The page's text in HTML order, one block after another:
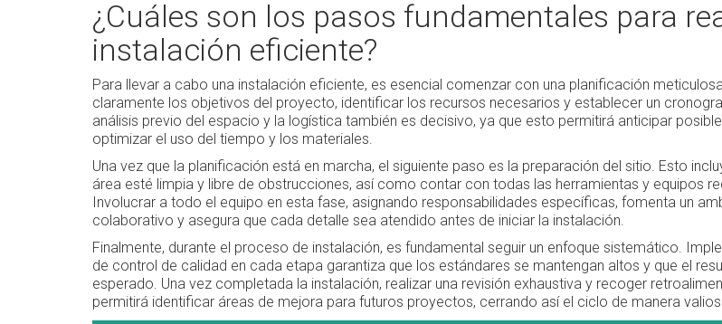
¿Cuáles son los pasos fundamentales para
instalación eficiente?
Para llevar a cabo una instalación eficiente, es esencial comenzar con una planificación
claramente los objetivos del proyecto, identificar los recursos necesarios y establecer un
análisis previo del espacio y la logística también es decisivo, ya que esto permitirá anticipar
optimizar el uso del tiempo y los materiales.
Una vez que la planificación está en marcha, el siguiente paso es la preparación del sitio. Esto
área esté limpia y libre de obstrucciones, así como contar con todas las herramientas y equipos
Involucrar a todo el equipo en esta fase, asignando responsabilidades específicas, fomenta un
colaborativo y asegura que cada detalle sea atendido antes de iniciar la instalación.
Finalmente, durante el proceso de instalación, es fundamental seguir un enfoque sistemático.
de control de calidad en cada etapa garantiza que los estándares se mantengan altos y que el
esperado. Una vez completada la instalación, realizar una revisión exhaustiva y recoger
permitirá identificar áreas de mejora para futuros proyectos, cerrando así el ciclo de manera